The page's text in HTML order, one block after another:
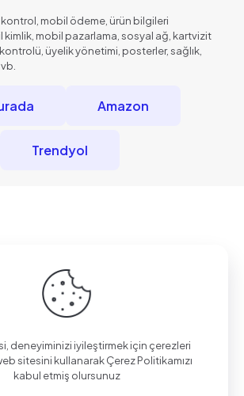
kontrol, mobil ödeme, ürün bilgileri
kimlik, mobil pazarlama, sosyal ağ, kartvizit
kontrolü, üyelik yönetimi, posterler, sağlık,
Amazon
Trendyol
Bilgi almak için arayın.
(0312) 325 02 01
deneyiminizi iyileştirmek için çerezleri
sitesini kullanarak Çerez Politikamızı
kabul etmiş olursunuz